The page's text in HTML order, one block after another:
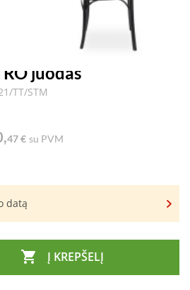
juodas
TT/STM
47 € su PVM
datą
 Į KREPŠELĮ